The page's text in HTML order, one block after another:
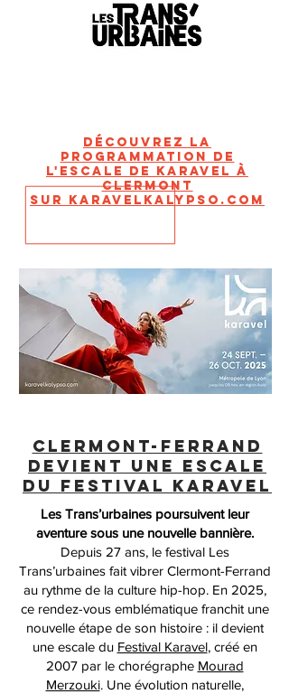
découvrez la
programmation de
l'escale de karavel à
clermont
sur karavelkalypso.com
CLERMONT-FERRAND
DEVIENT UNE ESCALE
DU FESTIVAL KARAVEL
Les Trans’urbaines poursuivent leur
aventure sous une nouvelle bannière.
Depuis 27 ans, le festival Les
Trans’urbaines fait vibrer Clermont-Ferrand
au rythme de la culture hip-hop. En 2025,
ce rendez-vous emblématique franchit une
nouvelle étape de son histoire : il devient
une escale du Festival Karavel, créé en
2007 par le chorégraphe Mourad
Merzouki. Une évolution naturelle,